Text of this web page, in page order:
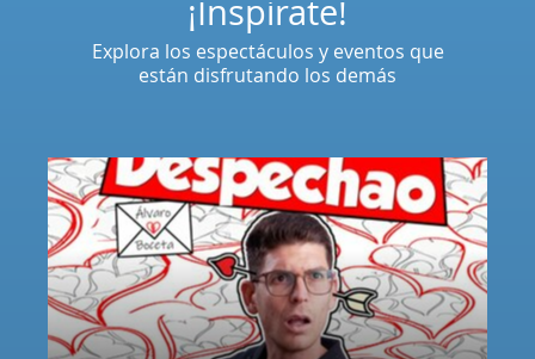
¡Inspírate!
Explora los espectáculos y eventos que
están disfrutando los demás